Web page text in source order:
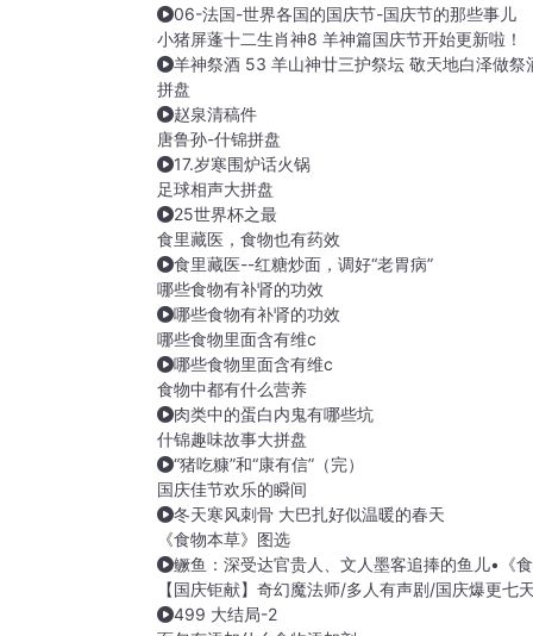
06-法国-世界各国的国庆节-国庆节的那些事儿
小猪屏蓬十二生肖神8 羊神篇国庆节开始更新啦！
羊神祭酒 53 羊山神廿三护祭坛 敬天地白泽做祭
拼盘
赵泉清稿件
唐鲁孙-什锦拼盘
17.岁寒围炉话火锅
足球相声大拼盘
25世界杯之最
食里藏医，食物也有药效
食里藏医--红糖炒面，调好“老胃病”
哪些食物有补肾的功效
哪些食物有补肾的功效
哪些食物里面含有维c
哪些食物里面含有维c
食物中都有什么营养
肉类中的蛋白内鬼有哪些坑
什锦趣味故事大拼盘
“猪吃糠”和“康有信”（完）
国庆佳节欢乐的瞬间
冬天寒风刺骨 大巴扎好似温暖的春天
《食物本草》图选
鳜鱼：深受达官贵人、文人墨客追捧的鱼儿•《食
【国庆钜献】奇幻魔法师/多人有声剧/国庆爆更七
499 大结局-2